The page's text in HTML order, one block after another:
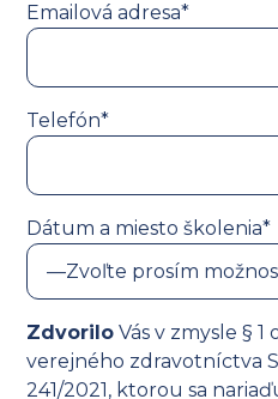
Emailová adresa*
Telefón*
Dátum a miesto školenia*
Zdvorilo Vás v zmysle §
verejného zdravotníctva
241/2021, ktorou sa